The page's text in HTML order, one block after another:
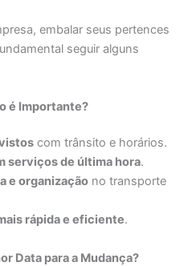
embalar seus pertences
seguir alguns
é Importante?
com trânsito e horários.
serviços de última hora.
e organização no transporte
rápida e eficiente.
Data para a Mudança?